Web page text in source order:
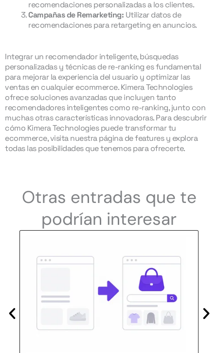
recomendaciones personalizadas a los clientes.
Campañas de Remarketing: Utilizar datos de
recomendaciones para retargeting en anuncios.
Integrar un recomendador inteligente, búsquedas
personalizadas y técnicas de re-ranking es fundamental
para mejorar la experiencia del usuario y optimizar las
ventas en cualquier ecommerce. Kimera Technologies
ofrece soluciones avanzadas que incluyen tanto
recomendadores inteligentes como re-ranking, junto con
muchas otras características innovadoras. Para descubrir
cómo Kimera Technologies puede transformar tu
ecommerce, visita nuestra página de features y explora
todas las posibilidades que tenemos para ofrecerte.
Otras entradas que te
podrían interesar